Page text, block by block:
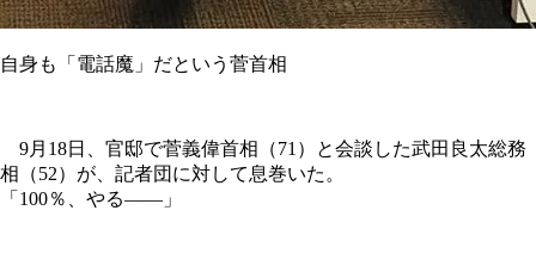
自身も「電話魔」だという菅首相
9月18日、官邸で菅義偉首相（71）と会談した武田良太総務
相（52）が、記者団に対して息巻いた。
「100％、やる――」